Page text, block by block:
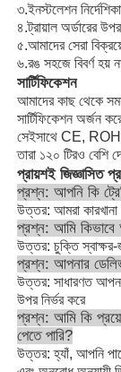
৩.ইনস্টলেশন
৪.ট্রায়াল অর্ডারের
৫.আমাদের সেরা
৬.রঙ সহজে বিবর্ণ হয়
সার্টিফিকেশন
আমাদের কাছ থেকে
সার্টিফিকেশন অর্জন
সেইসাথে CE,
তারা ১২০ টিরও বেশি
প্রায়শই জিজ্ঞাসিত
প্রশ্ন: আপনি কি
উত্তর: আমরা
প্রশ্ন: আমি কিভাবে
উত্তর: চুক্তি স্বাক্ষর-
প্রশ্ন: আপনার
উত্তর: সাধারণত
উপর নির্ভর করে
প্রশ্ন: আমি কি
পেতে পারি?
উত্তর: হ্যাঁ, আপনি